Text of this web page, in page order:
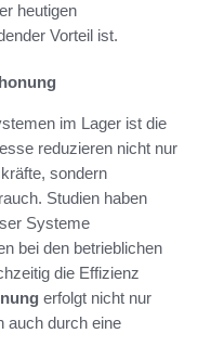
heutigen
Vorteil ist.
im Lager ist die
reduzieren nicht nur
sondern
Studien haben
Systeme
bei den betrieblichen
die Effizienz
erfolgt nicht nur
auch durch eine